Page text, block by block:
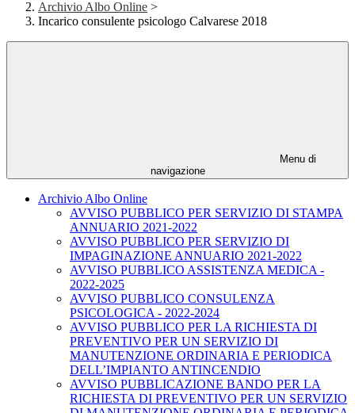
Archivio Albo Online >
Incarico consulente psicologo Calvarese 2018
Menu di
navigazione
Archivio Albo Online
AVVISO PUBBLICO PER SERVIZIO DI STAMPA
ANNUARIO 2021-2022
AVVISO PUBBLICO PER SERVIZIO DI
IMPAGINAZIONE ANNUARIO 2021-2022
AVVISO PUBBLICO ASSISTENZA MEDICA -
2022-2025
AVVISO PUBBLICO CONSULENZA
PSICOLOGICA - 2022-2024
AVVISO PUBBLICO PER LA RICHIESTA DI
PREVENTIVO PER UN SERVIZIO DI
MANUTENZIONE ORDINARIA E PERIODICA
DELL’IMPIANTO ANTINCENDIO
AVVISO PUBBLICAZIONE BANDO PER LA
RICHIESTA DI PREVENTIVO PER UN SERVIZIO